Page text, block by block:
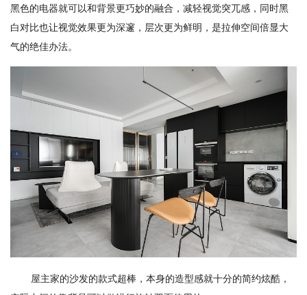
黑色的电器就可以和背景更巧妙的融合，减轻视觉突兀感，同时黑
白对比也让视觉效果更为深邃，层次更为鲜明，是拉伸空间倍显大
气的绝佳办法。
屋主家的沙发的款式超棒，本身的造型感就十分的简约炫酷，